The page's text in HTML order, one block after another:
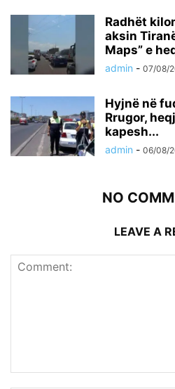
Radhët
aksin
Maps” e
admin - 07/08/
Hyjnë në
Rrugor,
kapesh...
admin - 06/08/
NO
LEAVE A